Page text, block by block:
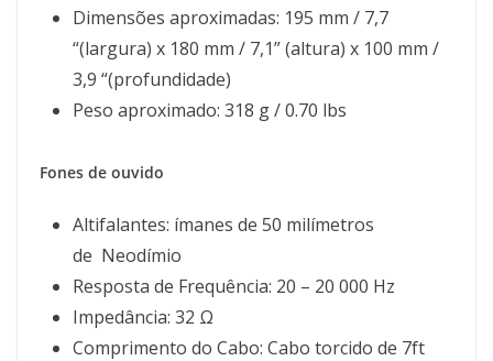
Dimensões aproximadas: 195 mm / 7,7
“(largura) x 180 mm / 7,1” (altura) x 100 mm /
3,9 “(profundidade)
Peso aproximado: 318 g / 0.70 lbs
Fones de ouvido
Altifalantes: ímanes de 50 milímetros
de Neodímio
Resposta de Frequência: 20 – 20 000 Hz
Impedância: 32 Ω
Comprimento do Cabo: Cabo torcido de 7ft